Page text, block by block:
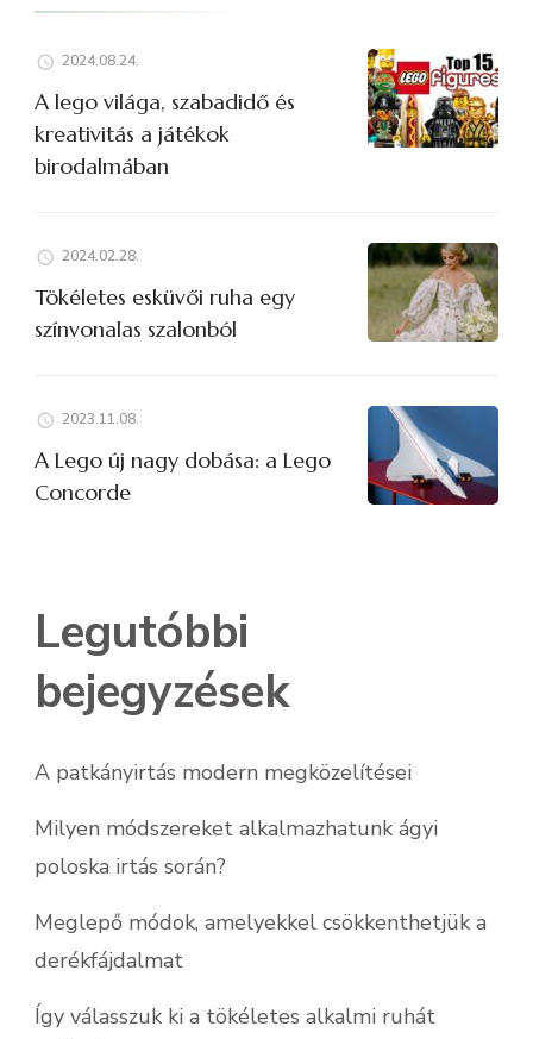
2024.08.24.
A lego világa, szabadidő és
kreativitás a játékok
birodalmában
2024.02.28.
Tökéletes esküvői ruha egy
színvonalas szalonból
2023.11.08.
A Lego új nagy dobása: a Lego
Concorde
Legutóbbi
bejegyzések
A patkányirtás modern megközelítései
Milyen módszereket alkalmazhatunk ágyi
poloska irtás során?
Meglepő módok, amelyekkel csökkenthetjük a
derékfájdalmat
Így válasszuk ki a tökéletes alkalmi ruhát